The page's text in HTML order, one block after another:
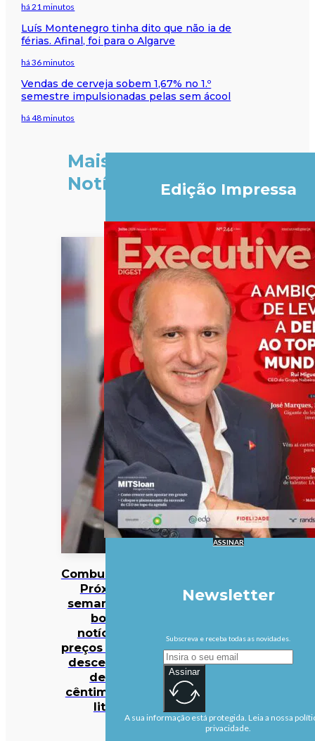
há 21 minutos
Luís Montenegro tinha dito que não ia de
férias. Afinal, foi para o Algarve
há 36 minutos
Vendas de cerveja sobem 1,67% no 1.º
semestre impulsionadas pelas sem ácool
há 48 minutos
Mais
Notícias
Combustíveis?
Próxima
semana traz
boas
notícias…
preços podem
descer mais
de 10
cêntimos por
litro
Edição Impressa
ASSINAR
Newsletter
Subscreva e receba todas as novidades.
Assinar
A sua informação está protegida. Leia a nossa
privacidade.